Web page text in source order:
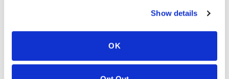
Show details
OK